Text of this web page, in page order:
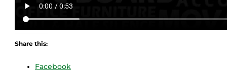
Share this:
Facebook